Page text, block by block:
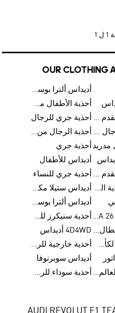
1 ل 1
OUR CLOTHING
أديداس ألترا بوست
أحذية الأطفال من أديداس
أحذية كرة القدم للرجال من أديداس
أحذية جري للرجال
منفذ بيع للرجال من أديداس
أحذية الرجال من أديداس
مدريد أحذية جري
أديداس للأطفال
أحذية كرة القدم من أديداس
أحذية جري للنساء
منفذ بيع أحذية الرجال من أديداس
أديداس ستيلا مكارتني
أديداس ألترا بوست للنساء
كأس العالم FIFA 26™
أحذية سنيكرز للرجال من أديداس
كرة دوري أبطال أوروبا من أديداس 4D4WD أديداس
كرات تريندا لكأس العالم FIFA 26™
أحذية خارجية للرجال
أديداس سوبرنوفا
فرق كأس العالم FIFA 26™ أحذية سوداء للرجال